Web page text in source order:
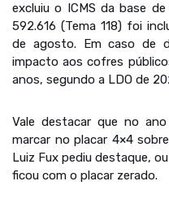
excluiu o ICMS da base
592.616 (Tema 118) foi
de agosto. Em caso de
impacto aos cofres
anos, segundo a LDO de
Vale destacar que no
marcar no placar 4×4
Luiz Fux pediu destaque,
ficou com o placar zerado.